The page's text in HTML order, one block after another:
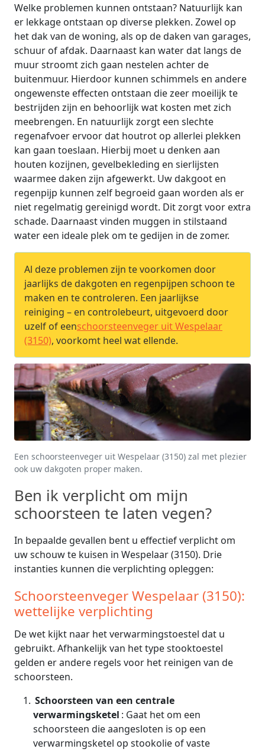
Welke problemen kunnen ontstaan? Natuurlijk kan
er lekkage ontstaan op diverse plekken. Zowel op
het dak van de woning, als op de daken van garages,
schuur of afdak. Daarnaast kan water dat langs de
muur stroomt zich gaan nestelen achter de
buitenmuur. Hierdoor kunnen schimmels en andere
ongewenste effecten ontstaan die zeer moeilijk te
bestrijden zijn en behoorlijk wat kosten met zich
meebrengen. En natuurlijk zorgt een slechte
regenafvoer ervoor dat houtrot op allerlei plekken
kan gaan toeslaan. Hierbij moet u denken aan
houten kozijnen, gevelbekleding en sierlijsten
waarmee daken zijn afgewerkt. Uw dakgoot en
regenpijp kunnen zelf begroeid gaan worden als er
niet regelmatig gereinigd wordt. Dit zorgt voor extra
schade. Daarnaast vinden muggen in stilstaand
water een ideale plek om te gedijen in de zomer.
Al deze problemen zijn te voorkomen door
jaarlijks de dakgoten en regenpijpen schoon te
maken en te controleren. Een jaarlijkse
reiniging – en controlebeurt, uitgevoerd door
uzelf of eenschoorsteenveger uit Wespelaar
(3150), voorkomt heel wat ellende.
Een schoorsteenveger uit Wespelaar (3150) zal met plezier
ook uw dakgoten proper maken.
Ben ik verplicht om mijn
schoorsteen te laten vegen?
In bepaalde gevallen bent u effectief verplicht om
uw schouw te kuisen in Wespelaar (3150). Drie
instanties kunnen die verplichting opleggen:
Schoorsteenveger Wespelaar (3150):
wettelijke verplichting
De wet kijkt naar het verwarmingstoestel dat u
gebruikt. Afhankelijk van het type stooktoestel
gelden er andere regels voor het reinigen van de
schoorsteen.
Schoorsteen van een centrale
verwarmingsketel : Gaat het om een
schoorsteen die aangesloten is op een
verwarmingsketel op stookolie of vaste